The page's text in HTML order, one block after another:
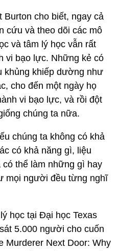
Burton cho biết, ngay cả
cứu và theo dõi các mô
và tâm lý học vẫn rất
vi bạo lực. Những kẻ có
khủng khiếp dường như
cho đến một ngày họ
vi bạo lực, và rồi đột
chúng ta nữa.
chúng ta không có khả
có khả năng gì, liệu
thể làm những gì hay
mọi người đều từng nghĩ
học tại Đại học Texas
5.000 người cho cuốn
Murderer Next Door: Why